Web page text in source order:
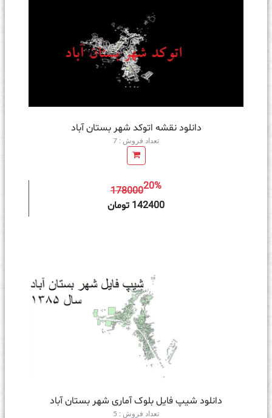
دانلود نقشه اتوکد شهر بستان آباد
تعداد فروش : 7
17800020%
142400 تومان
دانلود شیپ فایل بلوک آماری شهر بستان آباد
تعداد فروش : 5